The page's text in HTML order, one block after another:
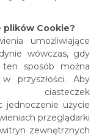
plików Cookie?
umożliwiające
wówczas, gdy
sposób można
przyszłości. Aby
ciasteczek
jednoczenie użycie
przeglądarki
zewnętrznych